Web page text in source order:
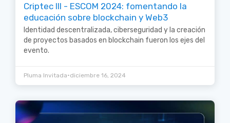
Criptec III - ESCOM 2024: fomentando la
educación sobre blockchain y Web3
Identidad descentralizada, ciberseguridad y la creación
de proyectos basados en blockchain fueron los ejes del
evento.
Pluma Invitada•diciembre 16, 2024